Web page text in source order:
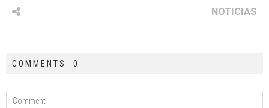
NOTICIAS
COMMENTS: 0